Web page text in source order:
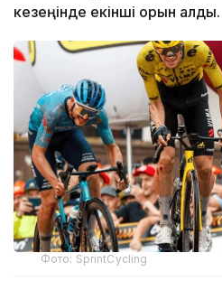
кезеңінде екінші орын алды.
Фото: SprintCycling